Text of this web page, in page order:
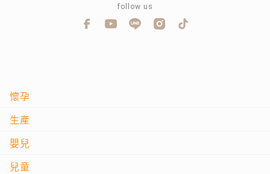
懷孕
生產
嬰兒
兒童
follow us